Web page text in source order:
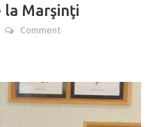
Marşinţi
Comment